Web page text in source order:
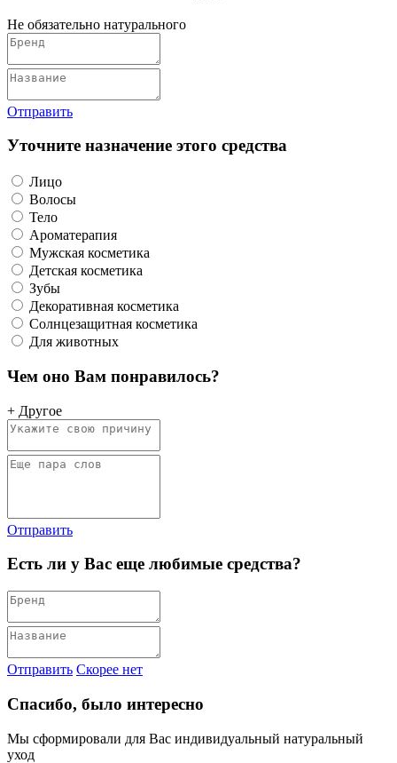
Не обязательно натурального
Отправить
Уточните назначение этого средства
Лицо
Волосы
Тело
Ароматерапия
Мужская косметика
Детская косметика
Зубы
Декоративная косметика
Солнцезащитная косметика
Для животных
Чем оно Вам понравилось?
+ Другое
Отправить
Есть ли у Вас еще любимые средства?
Отправить Скорее нет
Спасибо, было интересно
Мы сформировали для Вас индивидуальный натуральный
уход